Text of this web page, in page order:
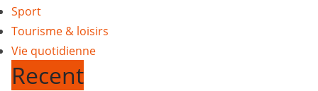
Sport
Tourisme & loisirs
Vie quotidienne
Recent